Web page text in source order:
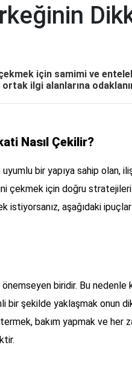
için samimi ve
ilgi alanlarına
Nasıl Çekilir?
bir yapıya sahip olan,
çekmek için doğru
aşağıdaki
biridir. Bu nedenle
bir şekilde yaklaşmak onun
bakım yapmak ve her